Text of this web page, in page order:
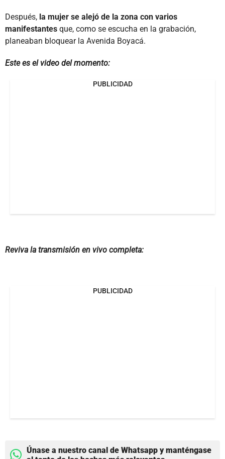
Después, la mujer se alejó de la zona con varios
manifestantes que, como se escucha en la grabación,
planeaban bloquear la Avenida Boyacá.
Este es el video del momento:
PUBLICIDAD
Reviva la transmisión en vivo completa:
PUBLICIDAD
Únase a nuestro canal de Whatsapp y manténgase